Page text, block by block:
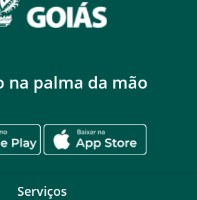
na palma da mão
Serviços